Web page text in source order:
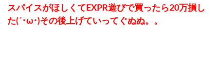
スパイスがほしくてEXPR遊びで買ったら20万損し
た(´･ω･)その後上げていってぐぬぬ。。